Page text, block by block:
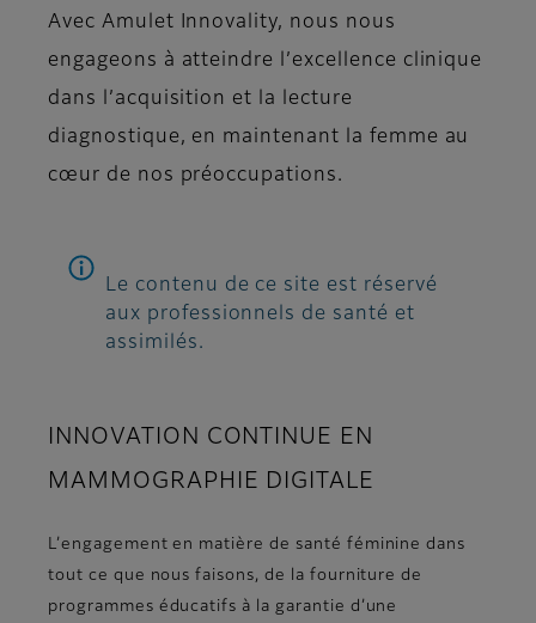
Avec Amulet Innovality, nous nous
engageons à atteindre l’excellence clinique
dans l’acquisition et la lecture
diagnostique, en maintenant la femme au
cœur de nos préoccupations.
Le contenu de ce site est réservé
aux professionnels de santé et
assimilés.
INNOVATION CONTINUE EN
MAMMOGRAPHIE DIGITALE
L’engagement en matière de santé féminine dans
tout ce que nous faisons, de la fourniture de
programmes éducatifs à la garantie d’une